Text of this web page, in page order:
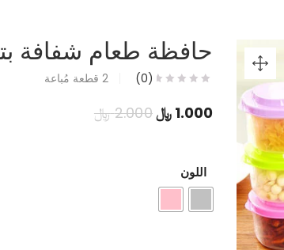
حافظة طعام شفافة
(0)
2 قطعة مُباعة
1.000 ﷼السعر
2.000 ﷼السعر
اللون